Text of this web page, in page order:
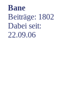
Bane
Beiträge: 1802
Dabei seit:
22.09.06